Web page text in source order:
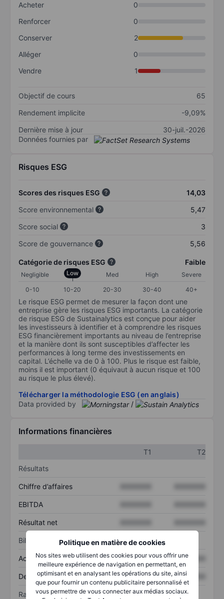
Politique en matière de cookies
Nos sites web utilisent des cookies pour vous offrir une
meilleure expérience de navigation en permettant, en
optimisant et en analysant les opérations du site, ainsi
que pour fournir un contenu publicitaire personnalisé et
vous permettre de vous connecter aux médias sociaux.
Acheter
0
Renforcer
0
Conserver
2
Alléger
0
Vendre
1
Objectif de cours
65
Rendement implicite
-9,09%
Dernière mise à jour
30-juil.-2026
Données fournies par
Risques ESG
Scores des risques ESG
14,03
Score environnemental
5,47
Score social
3
Score de gouvernance
5,56
Catégorie de risques ESG Faible
Negligible Low Med High
Severe
0-10
10-20 20-30 30-40 40+
Le risque ESG permet de mesurer la façon dont une
entreprise gère les risques ESG importants. La catégorie
de risque ESG de Sustainalytics est conçue pour aider
les investisseurs à identifier et à comprendre les risques
ESG financièrement importants au niveau de l’entreprise
et la manière dont ils sont susceptibles d’affecter les
performances à long terme des investissements en
capital. L’échelle va de 0 à 100. Plus le risque est faible,
moins il est important (0 équivaut à aucun risque et 100
au risque le plus élevé).
Télécharger la méthodologie ESG (en anglais)
Data provided by
/
Informations financières
T1
T2
Résultats
Chiffre d’affaires
EBITDA
Résultat net
Bilan
Actif total XXXXXXX XXXXXXX
Dette totale XXXXXXX XXXXXXX
Ratios